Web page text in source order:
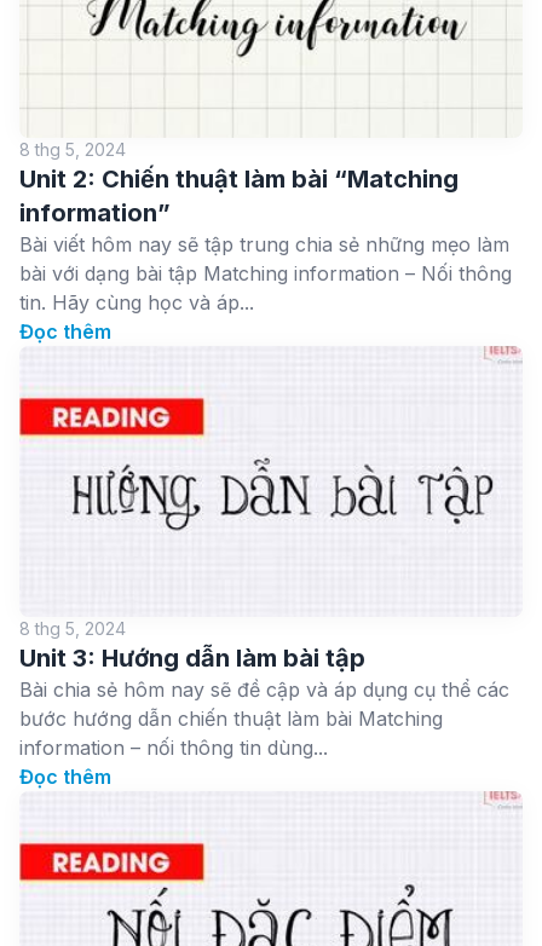
8 thg 5, 2024
Unit 2: Chiến thuật làm bài “Matching
information”
Bài viết hôm nay sẽ tập trung chia sẻ những mẹo làm
bài với dạng bài tập Matching information – Nối thông
tin. Hãy cùng học và áp...
Đọc thêm
8 thg 5, 2024
Unit 3: Hướng dẫn làm bài tập
Bài chia sẻ hôm nay sẽ đề cập và áp dụng cụ thể các
bước hướng dẫn chiến thuật làm bài Matching
information – nối thông tin dùng...
Đọc thêm